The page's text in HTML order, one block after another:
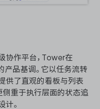
协作平台，Tower在
品基调。它以任务流转
供了直观的看板与列表
侧重于执行层面的状态追
计。